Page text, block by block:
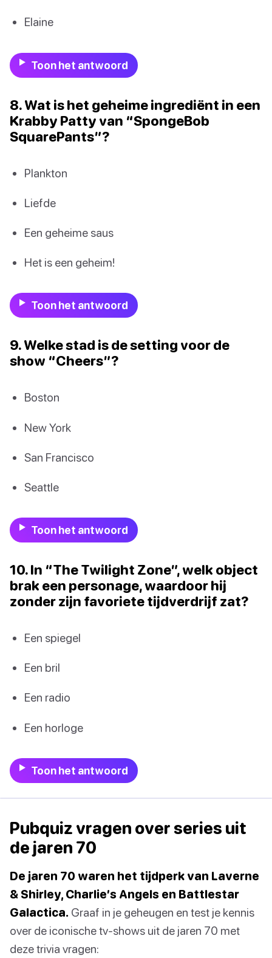
Elaine
Toon het antwoord
8. Wat is het geheime ingrediënt in een
Krabby Patty van “SpongeBob
SquarePants”?
Plankton
Liefde
Een geheime saus
Het is een geheim!
Toon het antwoord
9. Welke stad is de setting voor de
show “Cheers”?
Boston
New York
San Francisco
Seattle
Toon het antwoord
10. In “The Twilight Zone”, welk object
brak een personage, waardoor hij
zonder zijn favoriete tijdverdrijf zat?
Een spiegel
Een bril
Een radio
Een horloge
Toon het antwoord
Pubquiz vragen over series uit
de jaren 70
De jaren 70 waren het tijdperk van Laverne
& Shirley, Charlie’s Angels en Battlestar
Galactica. Graaf in je geheugen en test je kennis
over de iconische tv-shows uit de jaren 70 met
deze trivia vragen: